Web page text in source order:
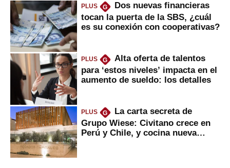
PLUS G
Dos nuevas financieras
tocan la puerta de la SBS, ¿cuál
es su conexión con cooperativas?
PLUS G
Alta oferta de talentos
para ‘estos niveles’ impacta en el
aumento de sueldo: los detalles
PLUS G
La carta secreta de
Grupo Wiese: Civitano crece en
Perú y Chile, y cocina nueva